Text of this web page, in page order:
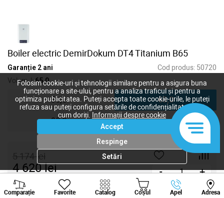
Boiler electric DemirDokum DT4 Titanium B65
Garanție 2 ani Cod produs: 50720
Volum, l:65,0
50,0 65,0
80,0
5 174lei
4 620lei - +
Cumpără acum
Comparație Favorite Catalog Coșul Apel Adresa
Viber Whatsapp
Folosim cookie-uri și tehnologii similare pentru a asigura buna
funcționare a site-ului, pentru a analiza traficul și pentru a
optimiza publicitatea. Puteți accepta toate cookie-urile, le puteți
refuza sau puteți configura setările de confidențialitate după
cum doriți.
Informații despre cookie
Accept
Respinge
Setări